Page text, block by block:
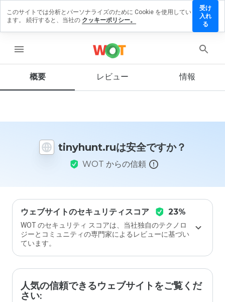
menu
概要 レビュー 情報
tinyhunt.ruは安全ですか？
WOT からの信頼
ウェブサイトのセキュリティスコア 23%
WOT のセキュリティ スコアは、当社独自のテクノロ
ジーとコミュニティの専門家によるレビューに基づい
ています。
人気の信頼できるウェブサイトをご覧くだ
さい:
ビュ
残す
この
イト
価し
ます
か？
このサイトでは分析とパーソナライズのために Cookie を使用してい
ます。 続行すると、当社の クッキーポリシー。
受け
入れ
る